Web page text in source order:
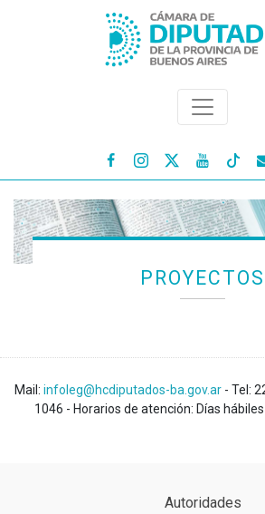
 
PROYECTOS
Mail: infoleg@hcdiputados-ba.gov.ar - Tel:
1046 - Horarios de atención: Días hábiles
Autoridades